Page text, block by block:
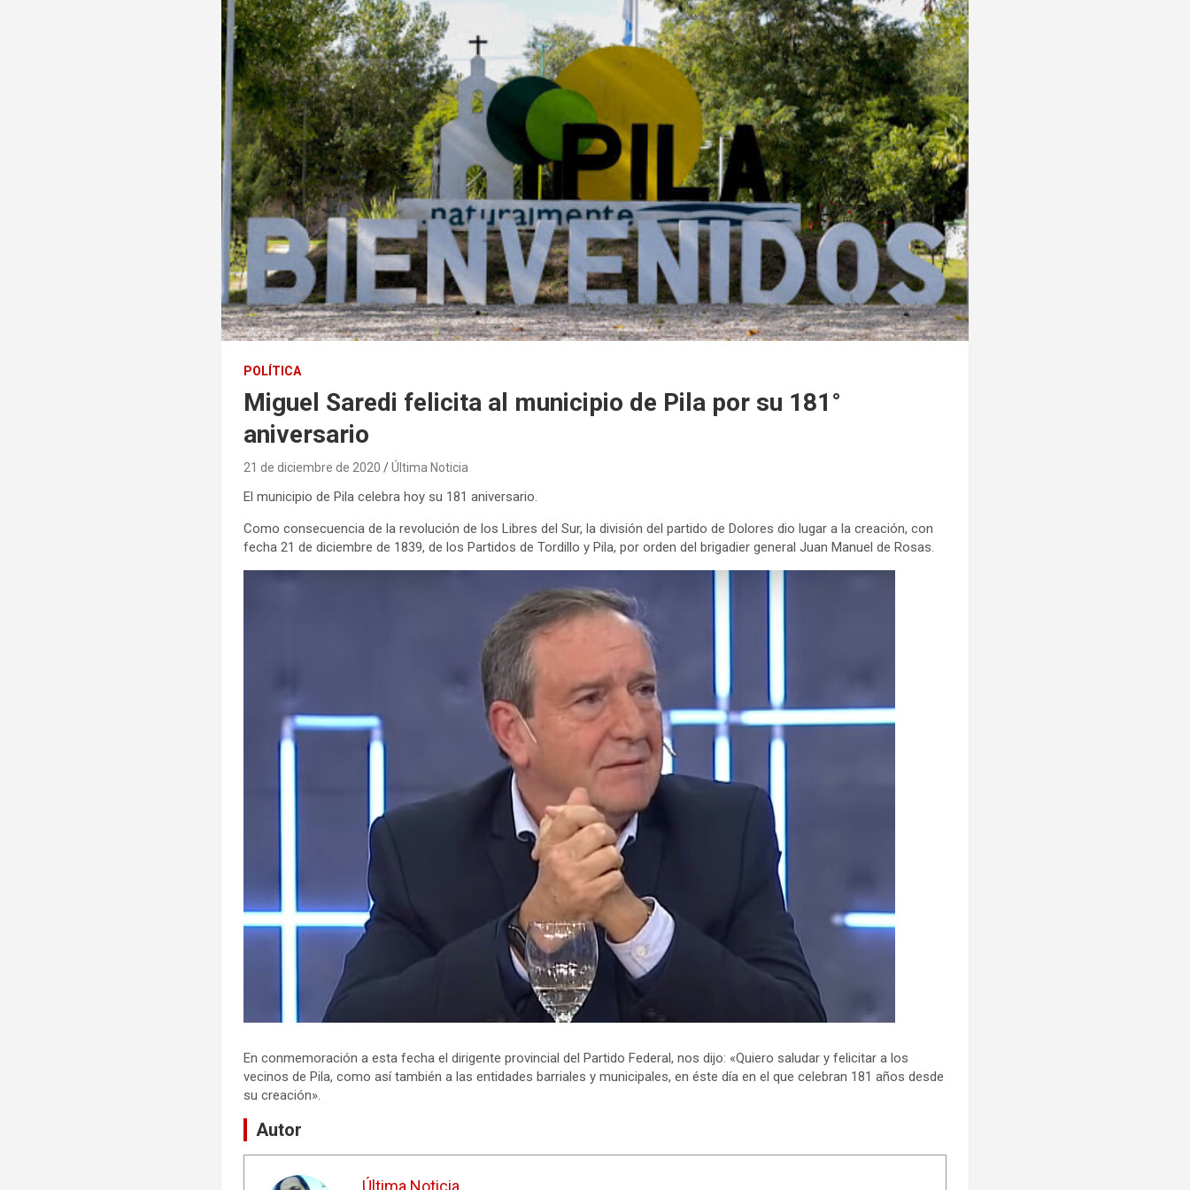
POLÍTICA
Miguel Saredi felicita al municipio de Pila por su 181°
aniversario
21 de diciembre de 2020 Última Noticia
El municipio de Pila celebra hoy su 181 aniversario.
Como consecuencia de la revolución de los Libres del Sur, la división del partido de Dolores dio lugar a la creación, con
fecha 21 de diciembre de 1839, de los Partidos de Tordillo y Pila, por orden del brigadier general Juan Manuel de Rosas.
En conmemoración a esta fecha el dirigente provincial del Partido Federal, nos dijo: «Quiero saludar y felicitar a los
vecinos de Pila, como así también a las entidades barriales y municipales, en éste día en el que celebran 181 años desde
su creación».
Autor